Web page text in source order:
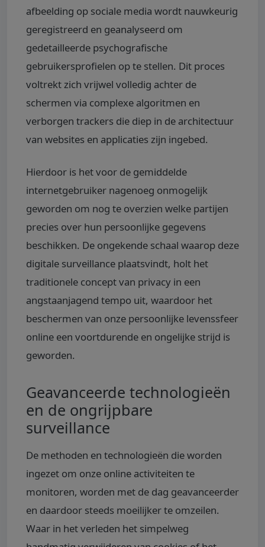
afbeelding op sociale media wordt nauwkeurig
geregistreerd en geanalyseerd om
gedetailleerde psychografische
gebruikersprofielen op te stellen. Dit proces
voltrekt zich vrijwel volledig achter de
schermen via complexe algoritmen en
verborgen trackers die diep in de architectuur
van websites en applicaties zijn ingebed.
Hierdoor is het voor de gemiddelde
internetgebruiker nagenoeg onmogelijk
geworden om nog te overzien welke partijen
precies over hun persoonlijke gegevens
beschikken. De ongekende schaal waarop deze
digitale surveillance plaatsvindt, holt het
traditionele concept van privacy in een
angstaanjagend tempo uit, waardoor het
beschermen van onze persoonlijke levenssfeer
online een voortdurende en ongelijke strijd is
geworden.
Geavanceerde technologieën
en de ongrijpbare
surveillance
De methoden en technologieën die worden
ingezet om onze online activiteiten te
monitoren, worden met de dag geavanceerder
en daardoor steeds moeilijker te omzeilen.
Waar in het verleden het simpelweg